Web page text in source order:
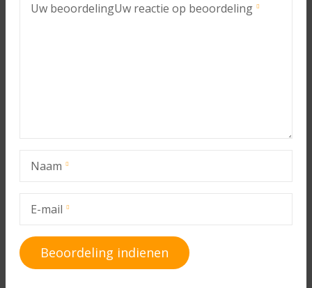
Uw beoordelingUw reactie op beoordeling
Naam
E-mail